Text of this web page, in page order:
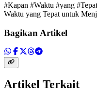
#Kapan #Waktu #yang
Waktu yang Tepat untuk
Bagikan Artikel
Artikel Terkait